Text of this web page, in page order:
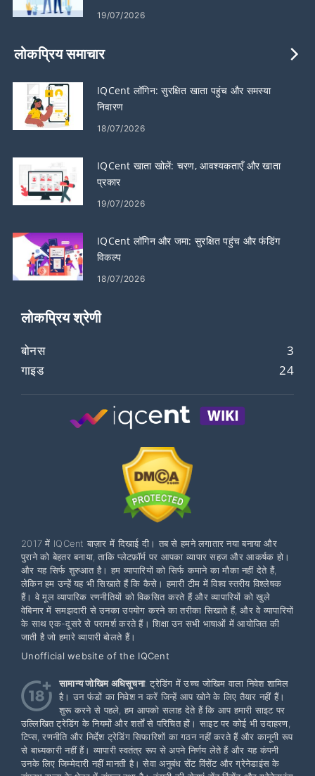
19/07/2026
लोकप्रिय समाचार
IQCent लॉगिन: सुरक्षित खाता पहुंच और समस्या
निवारण
18/07/2026
IQCent खाता खोलें: चरण, आवश्यकताएँ और खाता
प्रकार
19/07/2026
IQCent लॉगिन और जमा: सुरक्षित पहुंच और फंडिंग
विकल्प
18/07/2026
लोकप्रिय श्रेणी
बोनस
3
गाइड
24
2017 में IQCent बाज़ार में दिखाई दी। तब से हमने लगातार नया बनाया और
पुराने को बेहतर बनाया, ताकि प्लेटफ़ॉर्म पर आपका व्यापार सहज और आकर्षक हो।
और यह सिर्फ शुरुआत है। हम व्यापारियों को सिर्फ कमाने का मौका नहीं देते हैं,
लेकिन हम उन्हें यह भी सिखाते हैं कि कैसे। हमारी टीम में विश्व स्तरीय विश्लेषक
हैं। वे मूल व्यापारिक रणनीतियों को विकसित करते हैं और व्यापारियों को खुले
वेबिनार में समझदारी से उनका उपयोग करने का तरीका सिखाते हैं, और वे व्यापारियों
के साथ एक-दूसरे से परामर्श करते हैं। शिक्षा उन सभी भाषाओं में आयोजित की
जाती है जो हमारे व्यापारी बोलते हैं।
Unofficial website of the IQCent
सामान्य जोखिम अधिसूचना: ट्रेडिंग में उच्च जोखिम वाला निवेश शामिल
है। उन फंडों का निवेश न करें जिन्हें आप खोने के लिए तैयार नहीं हैं।
शुरू करने से पहले, हम आपको सलाह देते हैं कि आप हमारी साइट पर
उल्लिखित ट्रेडिंग के नियमों और शर्तों से परिचित हों। साइट पर कोई भी उदाहरण,
टिप्स, रणनीति और निर्देश ट्रेडिंग सिफारिशों का गठन नहीं करते हैं और कानूनी रूप
से बाध्यकारी नहीं हैं। व्यापारी स्वतंत्र रूप से अपने निर्णय लेते हैं और यह कंपनी
उनके लिए जिम्मेदारी नहीं मानती है। सेवा अनुबंध सेंट विंसेंट और ग्रेनेडाइंस के